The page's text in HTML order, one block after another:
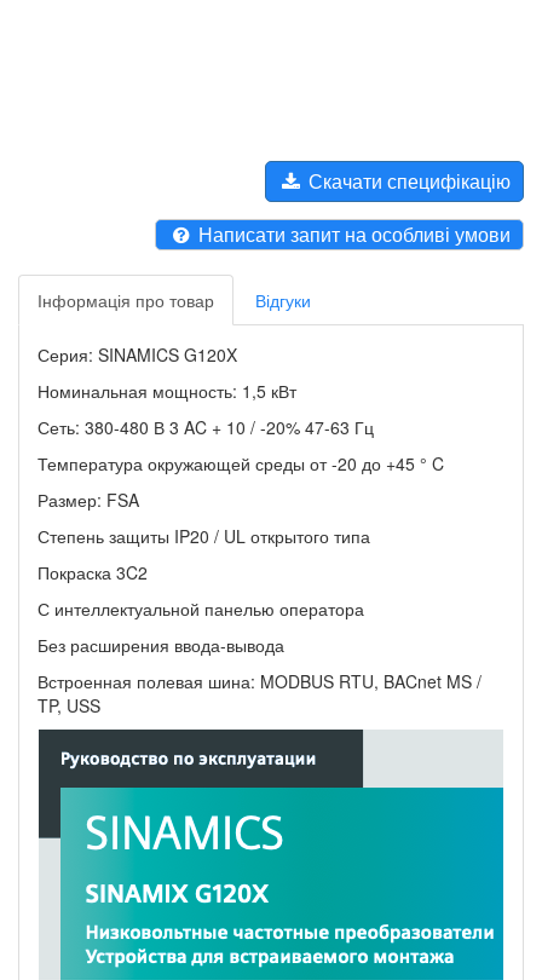
Скачати специфікацію
Написати запит на особливі умови
Інформація про товар Відгуки
Серия: SINAMICS G120X
Номинальная мощность: 1,5 кВт
Сеть: 380-480 В 3 AC + 10 / -20% 47-63 Гц
Температура окружающей среды от -20 до +45 ° C
Размер: FSA
Степень защиты IP20 / UL открытого типа
Покраска 3C2
С интеллектуальной панелью оператора
Без расширения ввода-вывода
Встроенная полевая шина: MODBUS RTU, BACnet MS /
TP, USS